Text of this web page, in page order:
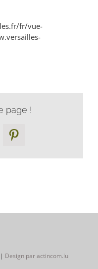
fr/vue-
page !
Pinterest
Design par actincom.lu